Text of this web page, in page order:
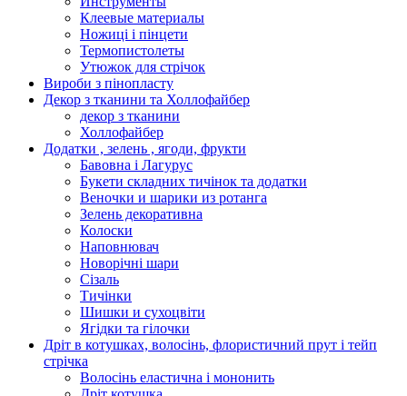
Клеевые материалы
Ножиці і пінцети
Термопистолеты
Утюжок для стрічок
Вироби з пінопласту
Декор з тканини та Холлофайбер
декор з тканини
Холлофайбер
Додатки , зелень , ягоди, фрукти
Бавовна і Лагурус
Букети складних тичінок та додатки
Веночки и шарики из ротанга
Зелень декоративна
Колоски
Наповнювач
Новорічні шари
Сізаль
Тичінки
Шишки и сухоцвіти
Ягідки та гілочки
Дріт в котушках, волосінь, флористичний прут і тейп
стрічка
Волосінь еластична і мононить